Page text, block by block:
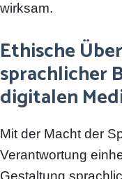
wirksam.
Ethische
sprachlicher
digitalen
Mit der Macht der
Verantwortung
Gestaltung